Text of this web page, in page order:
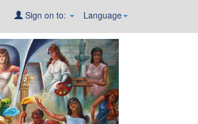
Language
Sign on to: